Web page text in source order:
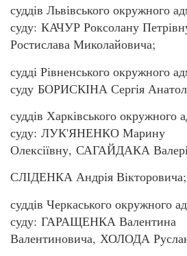
суддів Львівського окружного
суду: КАЧУР Роксолану
Ростислава Миколайовича;
судді Рівненського окружного
суду БОРИСКІНА Сергія
суддів Харківського окружного
суду: ЛУК'ЯНЕНКО Марину
Олексіївну, САГАЙДАКА
СЛІДЕНКА Андрія Вікторовича;
суддів Черкаського окружного
суду: ГАРАЩЕНКА Валентина
Валентиновича, ХОЛОДА